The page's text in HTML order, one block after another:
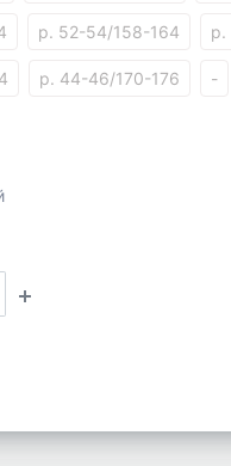
р. 52-54/158-164 р.
р. 44-46/170-176 -